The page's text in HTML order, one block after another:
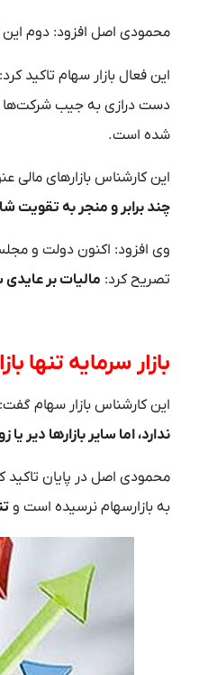
محمودی اصل افزود: دوم
این فعال بازار سهام تاکید
دست درازی به جیب شرکت‌ها
شده است.
این کارشناس بازار‌های مالی
چند برابر و منجر به
وی افزود: اکنون دولت و
تصریح کرد: مالیات بر عایدی
بازار سرمایه تنها
این کارشناس بازار سهام گفت:
ندارد، اما سایر بازار‌ها دیر
محمودی اصل در پایان تاکید
به بازارسهام نرسیده است و